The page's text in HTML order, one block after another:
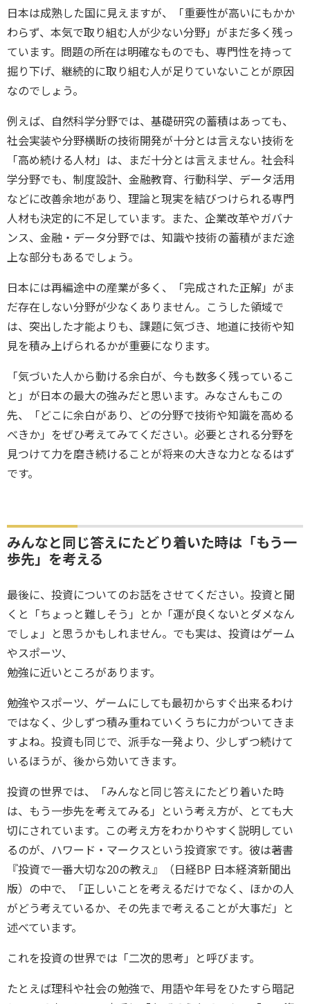
日本は成熟した国に見えますが、「重要性が高いにもかか
わらず、本気で取り組む人が少ない分野」がまだ多く残っ
ています。問題の所在は明確なものでも、専門性を持って
掘り下げ、継続的に取り組む人が足りていないことが原因
なのでしょう。
例えば、自然科学分野では、基礎研究の蓄積はあっても、
社会実装や分野横断の技術開発が十分とは言えない技術を
「高め続ける人材」は、まだ十分とは言えません。社会科
学分野でも、制度設計、金融教育、行動科学、データ活用
などに改善余地があり、理論と現実を結びつけられる専門
人材も決定的に不足しています。また、企業改革やガバナ
ンス、金融・データ分野では、知識や技術の蓄積がまだ途
上な部分もあるでしょう。
日本には再編途中の産業が多く、「完成された正解」がま
だ存在しない分野が少なくありません。こうした領域で
は、突出した才能よりも、課題に気づき、地道に技術や知
見を積み上げられるかが重要になります。
「気づいた人から動ける余白が、今も数多く残っているこ
と」が日本の最大の強みだと思います。みなさんもこの
先、「どこに余白があり、どの分野で技術や知識を高める
べきか」をぜひ考えてみてください。必要とされる分野を
見つけて力を磨き続けることが将来の大きな力となるはず
です。
みんなと同じ答えにたどり着いた時は「もう一
歩先」を考える
最後に、投資についてのお話をさせてください。投資と聞
くと「ちょっと難しそう」とか「運が良くないとダメなん
でしょ」と思うかもしれません。でも実は、投資はゲーム
やスポーツ、
勉強に近いところがあります。
勉強やスポーツ、ゲームにしても最初からすぐ出来るわけ
ではなく、少しずつ積み重ねていくうちに力がついてきま
すよね。投資も同じで、派手な一発より、少しずつ続けて
いるほうが、後から効いてきます。
投資の世界では、「みんなと同じ答えにたどり着いた時
は、もう一歩先を考えてみる」という考え方が、とても大
切にされています。この考え方をわかりやすく説明してい
るのが、ハワード・マークスという投資家です。彼は著書
『投資で一番大切な20の教え』（日経BP 日本経済新聞出
版）の中で、「正しいことを考えるだけでなく、ほかの人
がどう考えているか、その先まで考えることが大事だ」と
述べています。
これを投資の世界では「二次的思考」と呼びます。
たとえば理科や社会の勉強で、用語や年号をひたすら暗記